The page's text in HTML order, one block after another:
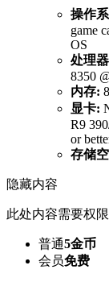
操作
game
OS
处理
8350
内存:
显卡:
R9
or
存储
隐藏内容
此处内容需要权
普通5金币
会员免费